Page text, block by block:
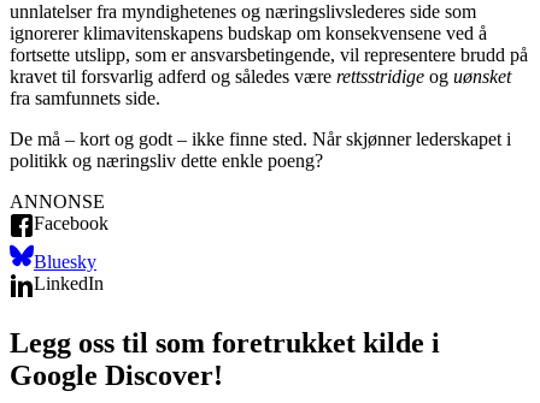
unnlatelser fra myndighetenes og næringslivslederes side som
ignorerer klimavitenskapens budskap om konsekvensene ved å
fortsette utslipp, som er ansvarsbetingende, vil representere brudd på
kravet til forsvarlig adferd og således være rettsstridige og uønsket
fra samfunnets side.
De må – kort og godt – ikke finne sted. Når skjønner lederskapet i
politikk og næringsliv dette enkle poeng?
ANNONSE
Facebook
Bluesky
LinkedIn
Legg oss til som foretrukket kilde i
Google Discover!